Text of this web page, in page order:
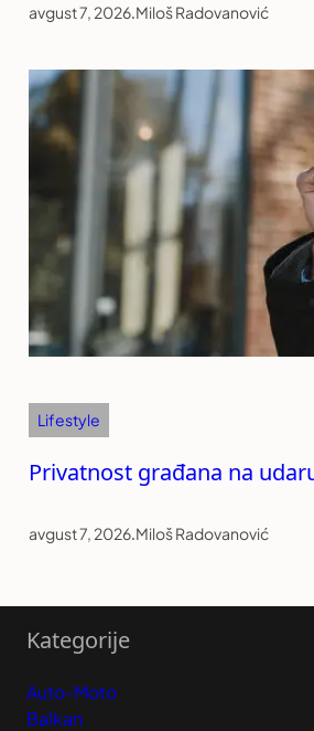
avgust 7, 2026.Miloš Radovanović
Lifestyle
Privatnost građana na
avgust 7, 2026.Miloš Radovanović
Kategorije
Auto-Moto
Balkan